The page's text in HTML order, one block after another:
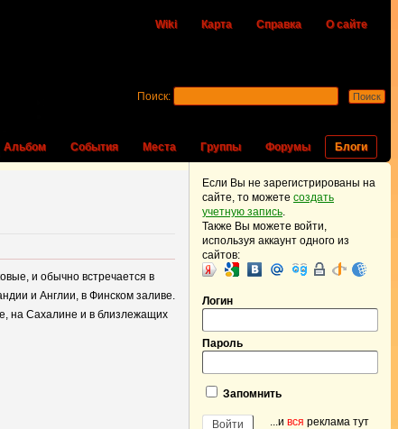
Wiki Карта Справка О сайте
Альбом События Места Группы Форумы Блоги
Поиск:
и обычно встречается в
и Англии, в Финском заливе.
на Сахалине и в близлежащих
Если Вы не зарегистрированы на
сайте, то можете создать
учетную запись.
Также Вы можете войти,
используя аккаунт одного из
сайтов:
Логин
Пароль
Запомнить
...и вся реклама тут